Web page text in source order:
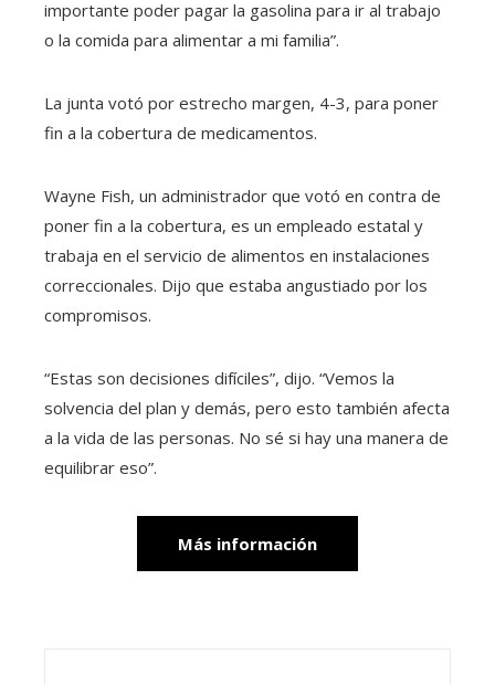
importante poder pagar la gasolina para ir al trabajo
o la comida para alimentar a mi familia”.
La junta votó por estrecho margen, 4-3, para poner
fin a la cobertura de medicamentos.
Wayne Fish, un administrador que votó en contra de
poner fin a la cobertura, es un empleado estatal y
trabaja en el servicio de alimentos en instalaciones
correccionales. Dijo que estaba angustiado por los
compromisos.
“Estas son decisiones difíciles”, dijo. “Vemos la
solvencia del plan y demás, pero esto también afecta
a la vida de las personas. No sé si hay una manera de
equilibrar eso”.
Más información